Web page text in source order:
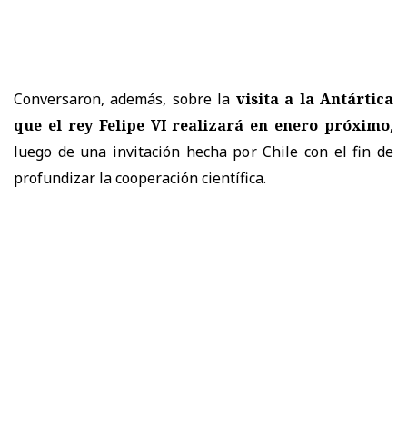
Conversaron, además, sobre la visita a la Antártica
que el rey Felipe VI realizará en enero próximo,
luego de una invitación hecha por Chile con el fin de
profundizar la cooperación científica.